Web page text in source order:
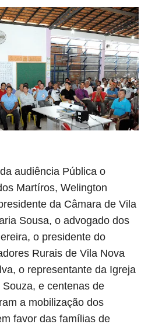
audiência Pública o
Martíros, Welington
da Câmara de Vila
Sousa, o advogado dos
o presidente do
Rurais de Vila Nova
o representante da Igreja
e centenas de
a mobilização dos
favor das famílias de